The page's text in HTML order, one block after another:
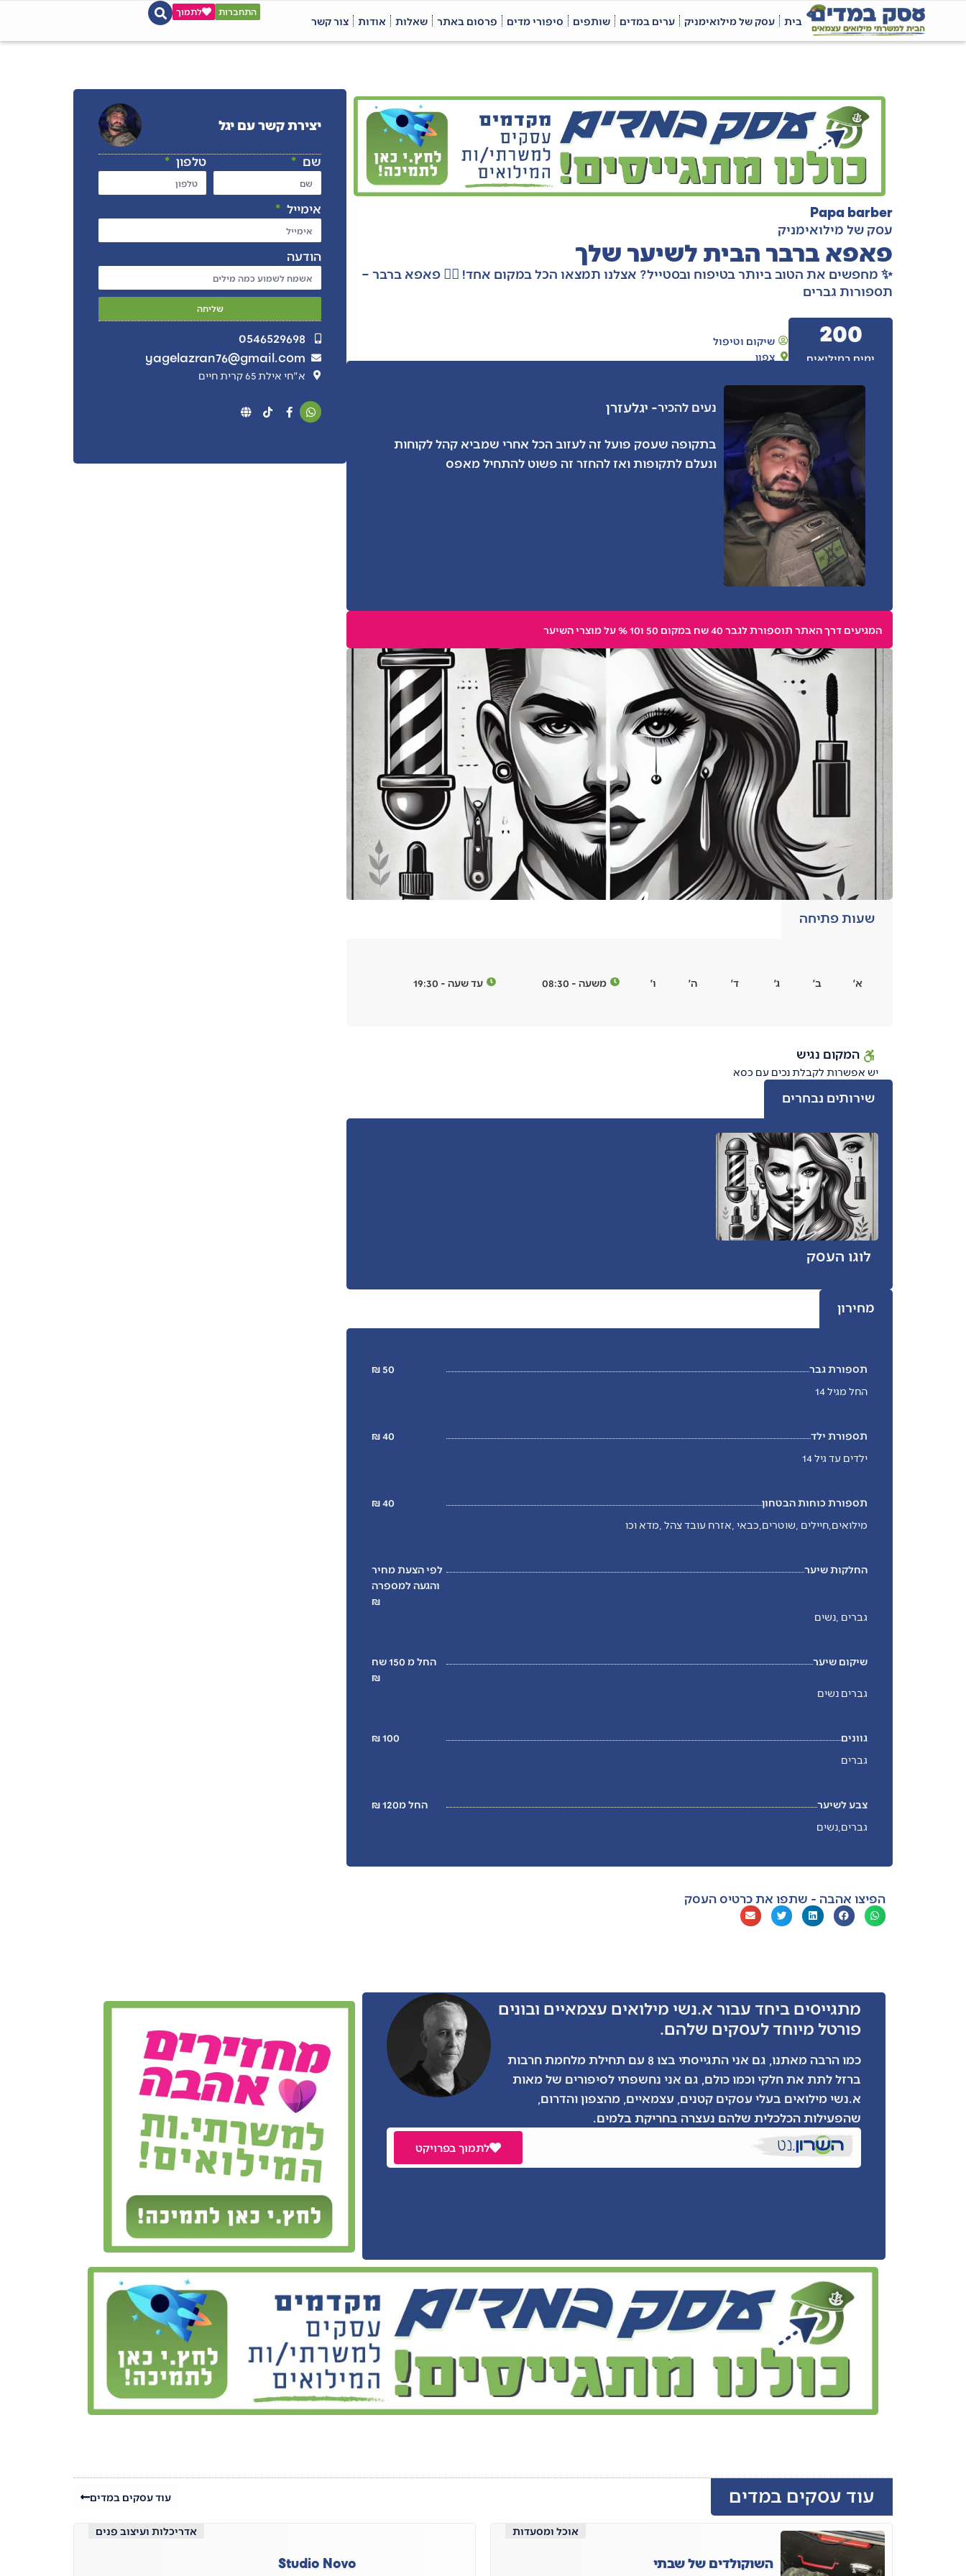
בית עסק של מילואימניק ערים במדים שותפים סיפורי מדים פרסום באתר שאלות אודות צור קשר
התחברות לתמוך
Papa barber
עסק של מילואימניק
פאפא ברבר הבית לשיער שלך
✨ מחפשים את הטוב ביותר בטיפוח ובסטייל? אצלנו תמצאו הכל במקום אחד! 💇‍♂️ פאפא ברבר –
תספורות גברים
שיקום וטיפול
צפון
ימים במילואים
200
נעים להכיר- יגלעזרן
בתקופה שעסק פועל זה לעזוב הכל אחרי שמביא קהל לקוחות
ונעלם לתקופות ואז להחזר זה פשוט להתחיל מאפס
המגיעים דרך האתר תוספורת לגבר 40 שח במקום 50 ו10 % על מוצרי השיער
שעות פתיחה
א׳ ב׳ ג׳ ד׳ ה׳ ו׳ משעה - 08:30 עד שעה - 19:30
המקום נגיש
יש אפשרות לקבלת נכים עם כסא
שירותים נבחרים
לוגו העסק
מחירון
תספורת גבר
50 ₪
החל מגיל 14
תספורת ילד
40 ₪
ילדים עד גיל 14
תספורת כוחות הבטחון
40 ₪
מילואים,חיילים ,שוטרים,כבאי ,אזרח עובד צהל ,מדא וכו
החלקות שיער
לפי הצעת מחיר
והגעה למספרה
₪
גברים ,נשים
שיקום שיער
החל מ 150 שח
₪
גברים נשים
גוונים
100 ₪
גברים
צבע לשיער
החל מ120 ₪
גברים,נשים
הפיצו אהבה - שתפו את כרטיס העסק
יצירת קשר עם יגל
שם טלפון
אימייל
הודעה
שליחה
0546529698
yagelazran76@gmail.com
א"חי אילת 65 קרית חיים
מתגייסים ביחד עבור א.נשי מילואים עצמאיים ובונים
פורטל מיוחד לעסקים שלהם.
כמו הרבה מאתנו, גם אני התגייסתי בצו 8 עם תחילת מלחמת חרבות
ברזל לתת את חלקי וכמו כולם, גם אני נחשפתי לסיפורים של מאות
א.נשי מילואים בעלי עסקים קטנים, עצמאיים, מהצפון והדרום,
שהפעילות הכלכלית שלהם נעצרה בחריקת בלמים.
לתמוך בפרויקט
עוד עסקים במדים עוד עסקים במדים
אוכל ומסעדות
השוקולדים של שבתי
אדריכלות ועיצוב פנים
Studio Novo